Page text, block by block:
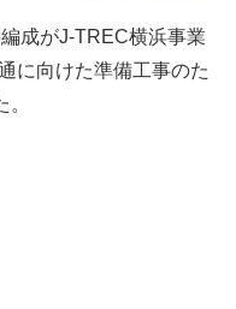
成がJ-TREC横浜事業
に向けた準備工事のた